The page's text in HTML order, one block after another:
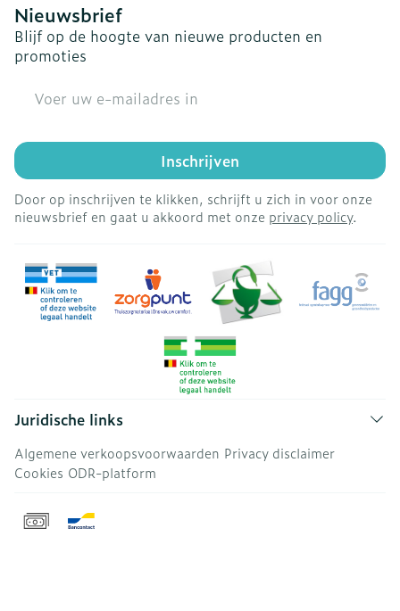
Nieuwsbrief
Blijf op de hoogte van nieuwe producten en
promoties
Inschrijven
Door op inschrijven te klikken, schrijft u zich in voor onze
nieuwsbrief en gaat u akkoord met onze privacy policy.
Juridische links
Algemene verkoopsvoorwaarden Privacy disclaimer
Cookies ODR-platform